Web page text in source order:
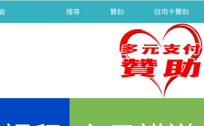
搜尋 贊助 信用卡贊助